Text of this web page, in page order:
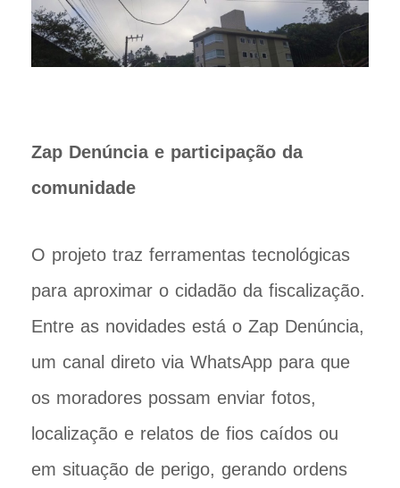
Zap Denúncia e participação da
comunidade
O projeto traz ferramentas tecnológicas
para aproximar o cidadão da fiscalização.
Entre as novidades está o Zap Denúncia,
um canal direto via WhatsApp para que
os moradores possam enviar fotos,
localização e relatos de fios caídos ou
em situação de perigo, gerando ordens